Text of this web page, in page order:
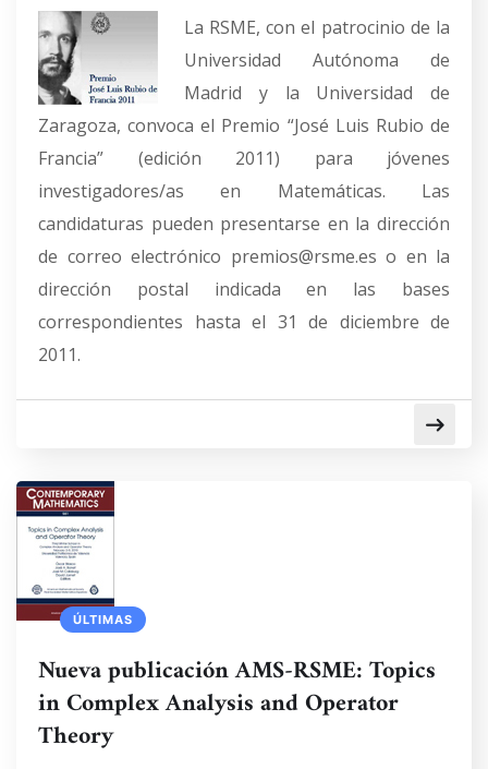
La RSME, con el patrocinio de la
Universidad Autónoma de
Madrid y la Universidad de
Zaragoza, convoca el Premio “José Luis Rubio de
Francia” (edición 2011) para jóvenes
investigadores/as en Matemáticas. Las
candidaturas pueden presentarse en la dirección
de correo electrónico premios@rsme.es o en la
dirección postal indicada en las bases
correspondientes hasta el 31 de diciembre de
2011.
ÚLTIMAS
Nueva publicación AMS-RSME: Topics
in Complex Analysis and Operator
Theory